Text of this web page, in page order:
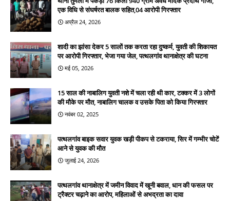
एक विधि से संघर्षरत बालक सहित,04 आरोपी गिरफ्तार
अप्रैल 24, 2026
शादी का झांसा देकर 5 सालों तक करता रहा दुष्कर्म, युवती की शिकायत
पर आरोपी गिरफ्तार, भेजा गया जेल, पत्थलगांव थानाक्षेत्र की घटना
मई 05, 2026
15 साल की नाबालिग युवती नशे में चला रही थी कार, टक्कर में 3 लोगों
की मौके पर मौत, नाबालिग चालक व उसके पिता को किया गिरफ्तार
नवंबर 02, 2025
पत्थलगांव बाइक सवार युवक खड़ी पीकप से टकराया, सिर में गम्भीर चोटें
आने से युवक की मौत
जुलाई 24, 2026
पत्थलगांव थानाक्षेत्र में जमीन विवाद में खूनी बवाल, धान की फसल पर
ट्रैक्टर चढ़ाने का आरोप, महिलाओं से अभद्रता का दावा